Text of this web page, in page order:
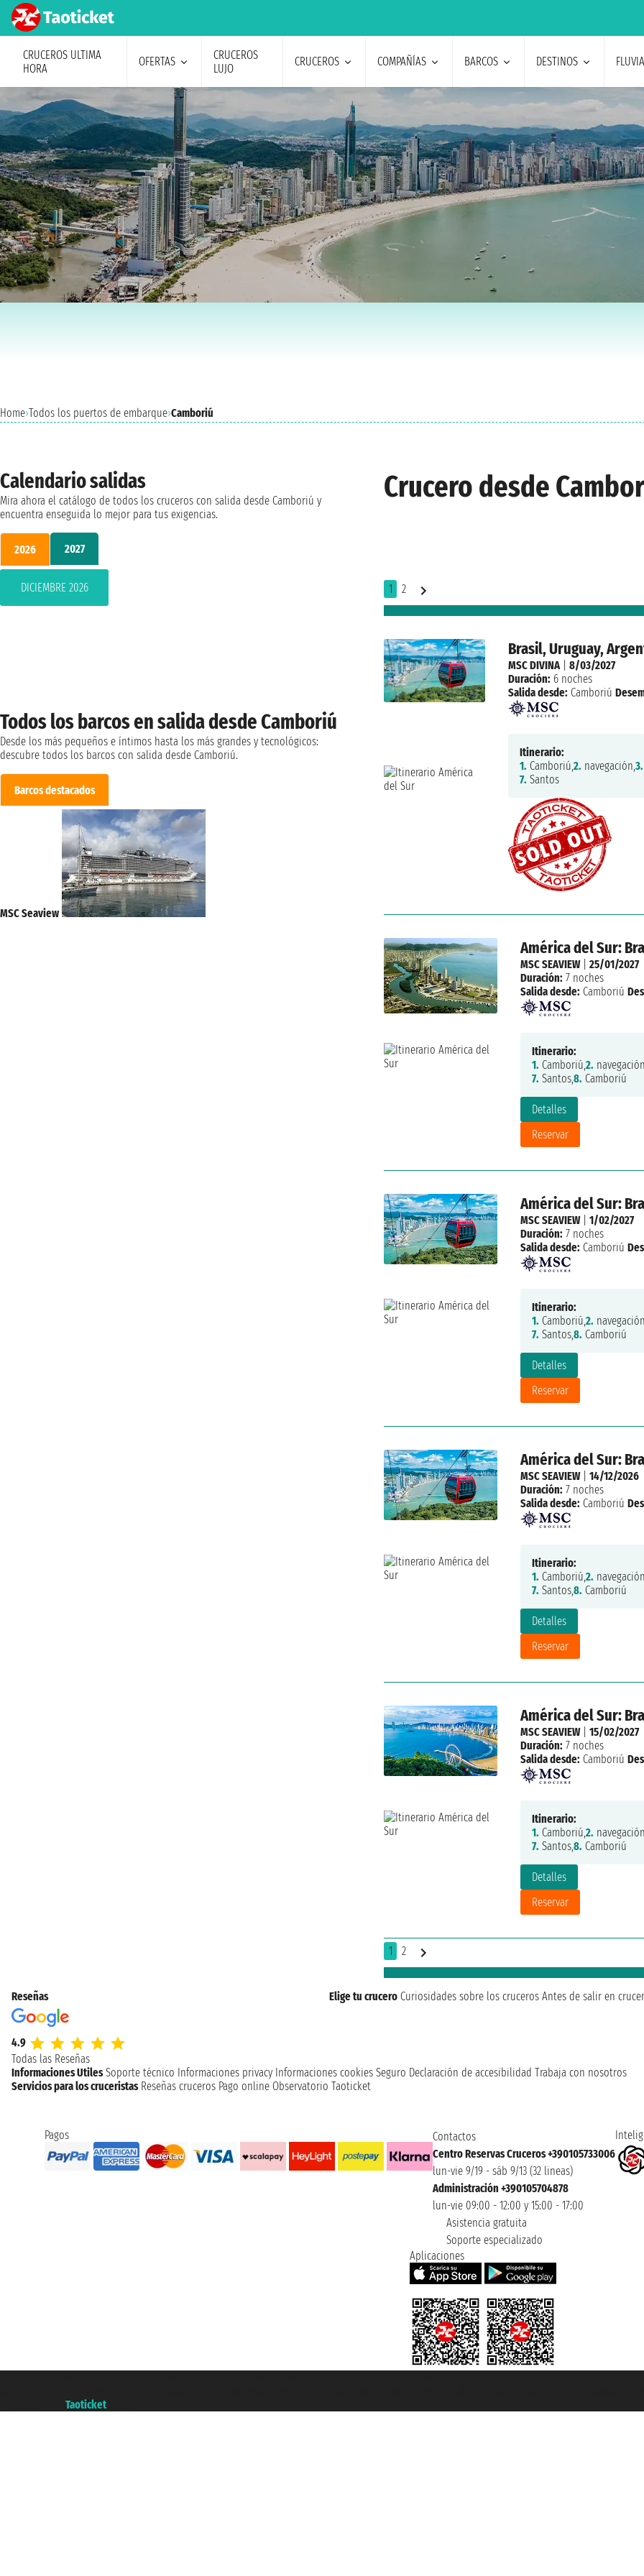
CRUCEROS ULTIMA
HORA
OFERTAS
CRUCEROS
LUJO
CRUCEROS COMPAÑÍAS BARCOS DESTINOS
Home›Todos los puertos de embarque›Camboriú
Crucero desde
1 2
Brasil, Uruguay,
MSC DIVINA|8/03/2027
Duración: 6 noches
Salida desde: Camboriú
Itinerario:
1. Camboriú,2. navegación,3.
7. Santos
América del Sur:
Detalles
Reservar
MSC SEAVIEW| 25/01/2027
Duración: 7 noches
Salida desde: Camboriú
Itinerario:
1. Camboriú,2.
7. Santos,8. Camboriú
América del Sur:
Detalles
Reservar
MSC SEAVIEW| 1/02/2027
Duración: 7 noches
Salida desde: Camboriú
Itinerario:
1. Camboriú,2.
7. Santos,8. Camboriú
América del Sur:
Detalles
Reservar
MSC SEAVIEW| 14/12/2026
Duración: 7 noches
Salida desde: Camboriú
Itinerario:
1. Camboriú,2.
7. Santos,8. Camboriú
América del Sur:
Detalles
Reservar
MSC SEAVIEW| 15/02/2027
Duración: 7 noches
Salida desde: Camboriú
Itinerario:
1. Camboriú,2.
7. Santos,8. Camboriú
1 2
Calendario salidas
Mira ahora el catálogo de todos los cruceros con salida desde Camboriú y
encuentra enseguida lo mejor para tus exigencias.
2026 2027
DICIEMBRE 2026
Todos los barcos en salida desde Camboriú
Desde los más pequeños e íntimos hasta los más grandes y tecnológicos:
descubre todos los barcos con salida desde Camboriú.
Barcos destacados
MSC Seaview
Reseñas
4.9
Todas las Reseñas
Elige tu crucero Curiosidades sobre los cruceros Antes de salir en
Informaciones Utiles Soporte técnico Informaciones privacy Informaciones cookies Seguro Declaración de accesibilidad Trabaja con nosotros
Servicios para los cruceristas Reseñas cruceros Pago online Observatorio Taoticket
Pagos
Contactos
Centro Reservas Cruceros +390105733006
lun-vie 9/19 - sáb 9/13 (32 lineas)
Administración +390105704878
lun-vie 09:00 - 12:00 y 15:00 - 17:00
Asistencia gratuita
Soporte especializado
Aplicaciones
Taoticket